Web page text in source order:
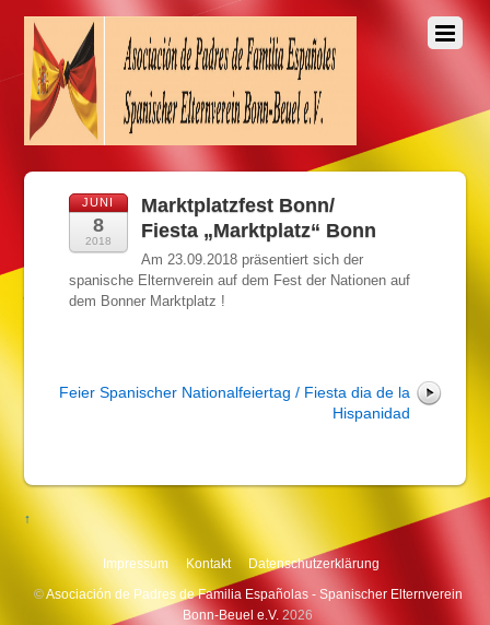
JUNI
8
2018
Marktplatzfest Bonn/
Fiesta „Marktplatz“ Bonn
Am 23.09.2018 präsentiert sich der
spanische Elternverein auf dem Fest der Nationen auf
dem Bonner Marktplatz !
Feier Spanischer Nationalfeiertag / Fiesta dia de la
Hispanidad
↑
Impressum Kontakt Datenschutzerklärung
©Asociación de Padres de Familia Españolas - Spanischer Elternverein
Bonn-Beuel e.V. 2026